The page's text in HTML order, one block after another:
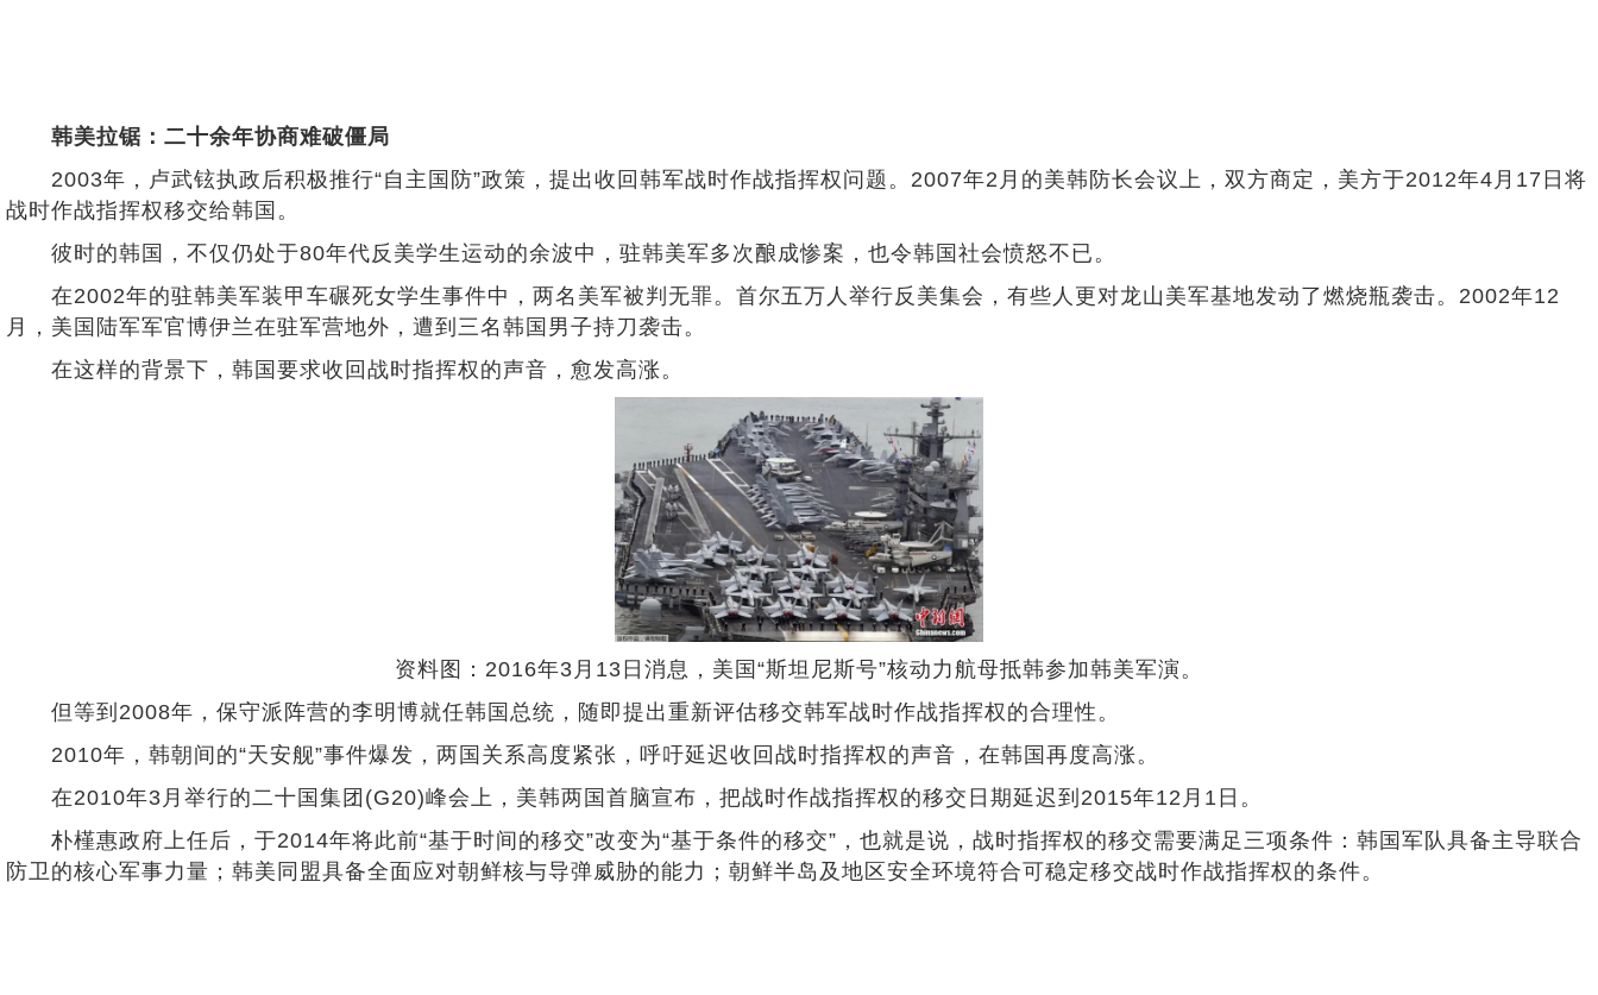
韩美拉锯：二十余年协商难破僵局
2003年，卢武铉执政后积极推行“自主国防”政策，提出收回韩军战时作战指挥权问题。2007年2月的美韩防长会议上，双方商定，美方于2012年4月17日将
战时作战指挥权移交给韩国。
彼时的韩国，不仅仍处于80年代反美学生运动的余波中，驻韩美军多次酿成惨案，也令韩国社会愤怒不已。
在2002年的驻韩美军装甲车碾死女学生事件中，两名美军被判无罪。首尔五万人举行反美集会，有些人更对龙山美军基地发动了燃烧瓶袭击。2002年12
月，美国陆军军官博伊兰在驻军营地外，遭到三名韩国男子持刀袭击。
在这样的背景下，韩国要求收回战时指挥权的声音，愈发高涨。
资料图：2016年3月13日消息，美国“斯坦尼斯号”核动力航母抵韩参加韩美军演。
但等到2008年，保守派阵营的李明博就任韩国总统，随即提出重新评估移交韩军战时作战指挥权的合理性。
2010年，韩朝间的“天安舰”事件爆发，两国关系高度紧张，呼吁延迟收回战时指挥权的声音，在韩国再度高涨。
在2010年3月举行的二十国集团(G20)峰会上，美韩两国首脑宣布，把战时作战指挥权的移交日期延迟到2015年12月1日。
朴槿惠政府上任后，于2014年将此前“基于时间的移交”改变为“基于条件的移交”，也就是说，战时指挥权的移交需要满足三项条件：韩国军队具备主导联合
防卫的核心军事力量；韩美同盟具备全面应对朝鲜核与导弹威胁的能力；朝鲜半岛及地区安全环境符合可稳定移交战时作战指挥权的条件。